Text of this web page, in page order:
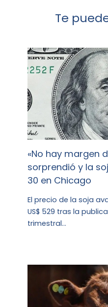
Te
«No hay margen
sorprendió y la
30 en Chicago
El precio de la soja
US$ 529 tras la
trimestral…